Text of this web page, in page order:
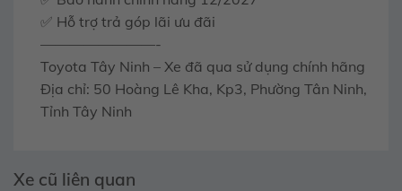
✅ Hỗ trợ trả góp lãi ưu đãi
————————-
Toyota Tây Ninh – Xe đã qua sử dụng chính hãng
Địa chỉ: 50 Hoàng Lê Kha, Kp3, Phường Tân Ninh,
Tỉnh Tây Ninh
Xe cũ liên quan